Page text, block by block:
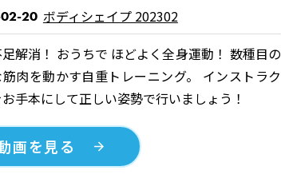
20 ボディシェイプ 202302
解消！ おうちで ほどよく全身運動！ 数種目の
肉を動かす自重トレーニング。 インストラク
手本にして正しい姿勢で行いましょう！
画を見る